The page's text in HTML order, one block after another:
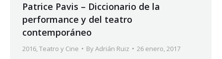
Patrice Pavis – Diccionario de la
performance y del teatro
contemporáneo
2016,Teatro y Cine ByAdrián Ruiz 26 enero, 2017